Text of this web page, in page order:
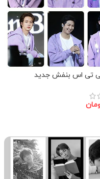
تی اس بنفش جدید